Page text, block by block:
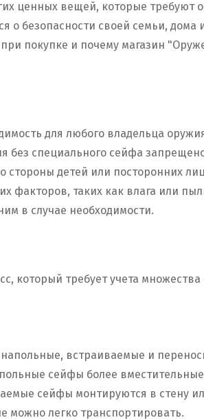
ценных вещей, которые
о безопасности своей семьи,
покупке и почему магазин
для любого владельца
специального сейфа
стороны детей или посторонних
таких как влага или
в случае необходимости.
который требует учета
встраиваемые и
сейфы более
сейфы монтируются в стену
легко транспортировать.